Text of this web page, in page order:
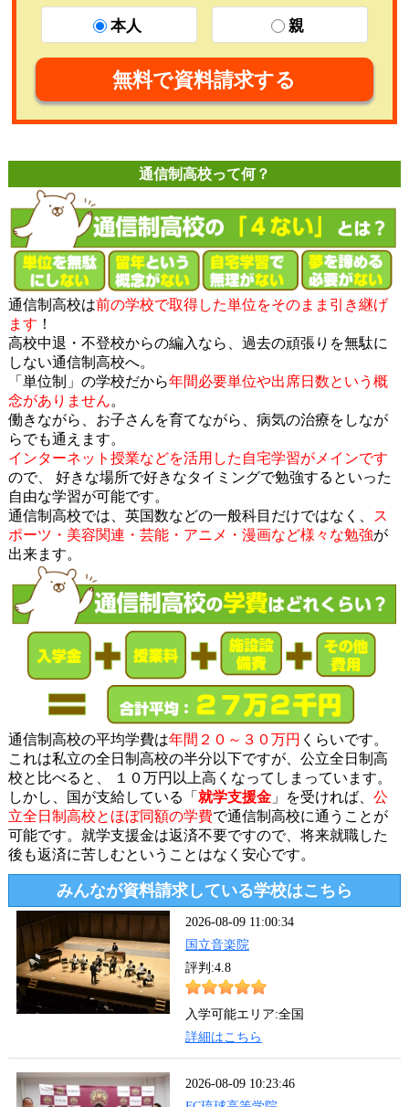
本人 親
無料で資料請求する
通信制高校って何？
通信制高校は前の学校で取得した単位をそのまま引き継げ
ます ！
高校中退・不登校からの編入なら、過去の頑張りを無駄に
しない通信制高校へ。
「単位制」の学校だから年間必要単位や出席日数という概
念がありません。
働きながら、お子さんを育てながら、病気の治療をしなが
らでも通えます。
インターネット授業などを活用した自宅学習がメインです
ので、 好きな場所で好きなタイミングで勉強するといった
自由な学習が可能です。
通信制高校では、英国数などの一般科目だけではなく、
ス
ポーツ・美容関連・芸能・アニメ・漫画など様々な勉強が
出来ます。
通信制高校の平均学費は年間２０～３０万円 くらいです。
これは私立の全日制高校の半分以下ですが、公立全日制高
校と比べると、 １０万円以上高くなってしまっています。
しかし、国が支給している「 就学支援金」を受ければ、 公
立全日制高校とほぼ同額の学費で通信制高校に通うことが
可能です。就学支援金は返済不要ですので、将来就職した
後も返済に苦しむということはなく安心です。
みんなが資料請求している学校はこちら